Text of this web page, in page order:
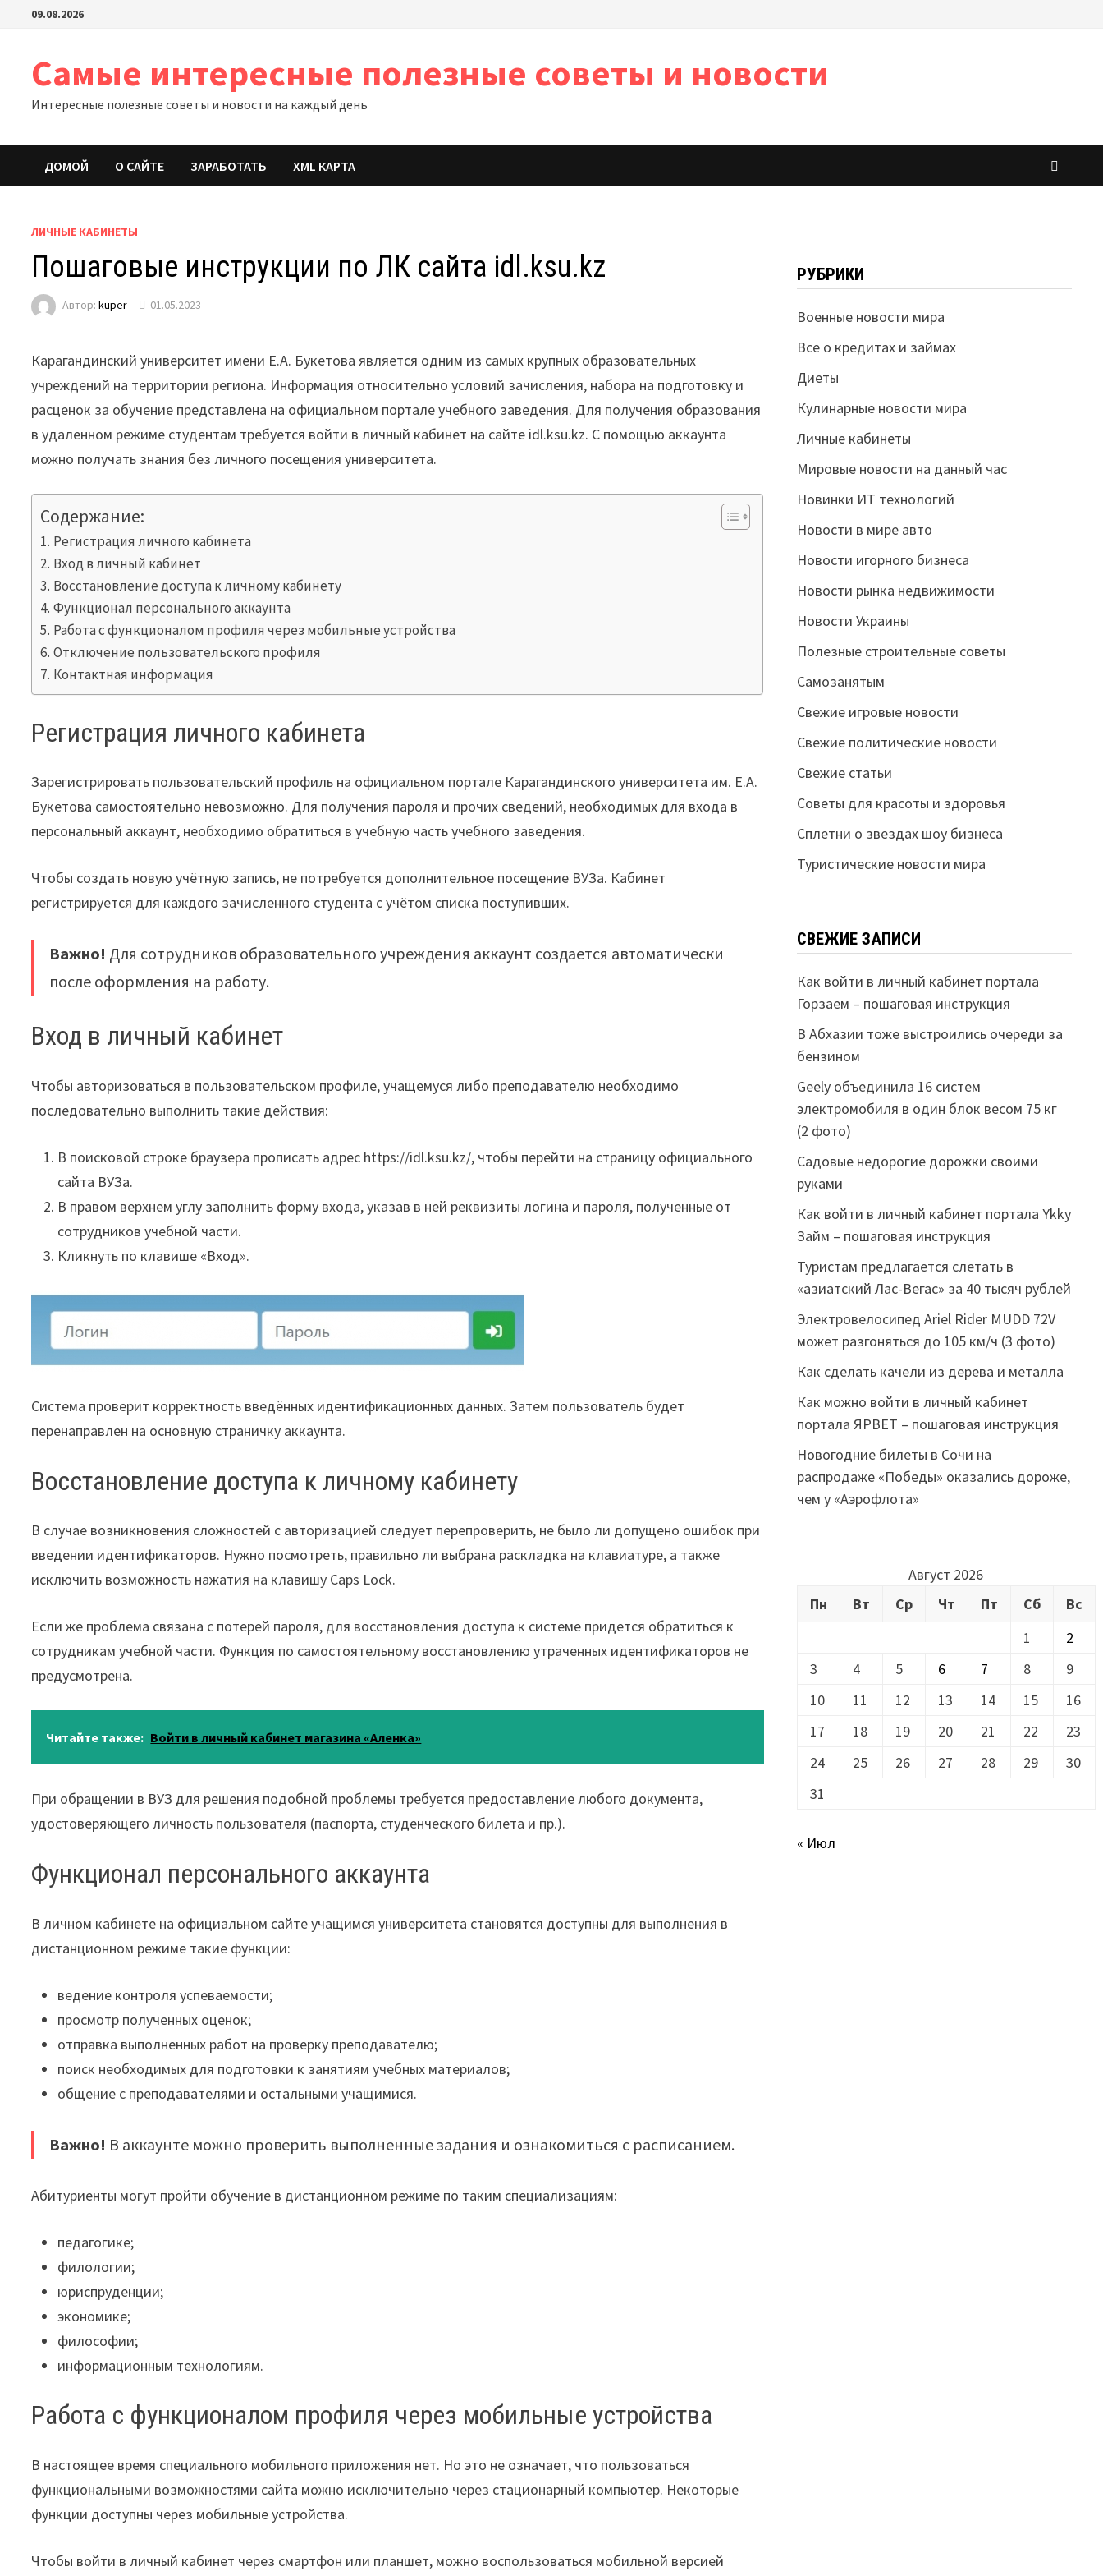
Перейти09.08.2026
Самые интересные полезные советы и новости
Интересные полезные советы и новости на каждый день
ДОМОЙ О САЙТЕ ЗАРАБОТАТЬ XML КАРТА
ЛИЧНЫЕ КАБИНЕТЫ
Пошаговые инструкции по ЛК сайта idl.ksu.kz
Автор:kuper 01.05.2023
Карагандинский университет имени Е.А. Букетова является одним из самых крупных образовательных
учреждений на территории региона. Информация относительно условий зачисления, набора на подготовку и
расценок за обучение представлена на официальном портале учебного заведения. Для получения образования
в удаленном режиме студентам требуется войти в личный кабинет на сайте idl.ksu.kz. С помощью аккаунта
можно получать знания без личного посещения университета.
Содержание:
Регистрация личного кабинета
Вход в личный кабинет
Восстановление доступа к личному кабинету
Функционал персонального аккаунта
Работа с функционалом профиля через мобильные устройства
Отключение пользовательского профиля
Контактная информация
Регистрация личного кабинета
Зарегистрировать пользовательский профиль на официальном портале Карагандинского университета им. Е.А.
Букетова самостоятельно невозможно. Для получения пароля и прочих сведений, необходимых для входа в
персональный аккаунт, необходимо обратиться в учебную часть учебного заведения.
Чтобы создать новую учётную запись, не потребуется дополнительное посещение ВУЗа. Кабинет
регистрируется для каждого зачисленного студента с учётом списка поступивших.
Важно! Для сотрудников образовательного учреждения аккаунт создается автоматически
после оформления на работу.
Вход в личный кабинет
Чтобы авторизоваться в пользовательском профиле, учащемуся либо преподавателю необходимо
последовательно выполнить такие действия:
В поисковой строке браузера прописать адрес https://idl.ksu.kz/, чтобы перейти на страницу официального
сайта ВУЗа.
В правом верхнем углу заполнить форму входа, указав в ней реквизиты логина и пароля, полученные от
сотрудников учебной части.
Кликнуть по клавише «Вход».
Система проверит корректность введённых идентификационных данных. Затем пользователь будет
перенаправлен на основную страничку аккаунта.
Восстановление доступа к личному кабинету
В случае возникновения сложностей с авторизацией следует перепроверить, не было ли допущено ошибок при
введении идентификаторов. Нужно посмотреть, правильно ли выбрана раскладка на клавиатуре, а также
исключить возможность нажатия на клавишу Caps Lock.
Если же проблема связана с потерей пароля, для восстановления доступа к системе придется обратиться к
сотрудникам учебной части. Функция по самостоятельному восстановлению утраченных идентификаторов не
предусмотрена.
Читайте также: Войти в личный кабинет магазина «Аленка»
При обращении в ВУЗ для решения подобной проблемы требуется предоставление любого документа,
удостоверяющего личность пользователя (паспорта, студенческого билета и пр.).
Функционал персонального аккаунта
В личном кабинете на официальном сайте учащимся университета становятся доступны для выполнения в
дистанционном режиме такие функции:
ведение контроля успеваемости;
просмотр полученных оценок;
отправка выполненных работ на проверку преподавателю;
поиск необходимых для подготовки к занятиям учебных материалов;
общение с преподавателями и остальными учащимися.
Важно! В аккаунте можно проверить выполненные задания и ознакомиться с расписанием.
Абитуриенты могут пройти обучение в дистанционном режиме по таким специализациям:
педагогике;
филологии;
юриспруденции;
экономике;
философии;
информационным технологиям.
Работа с функционалом профиля через мобильные устройства
В настоящее время специального мобильного приложения нет. Но это не означает, что пользоваться
функциональными возможностями сайта можно исключительно через стационарный компьютер. Некоторые
функции доступны через мобильные устройства.
Чтобы войти в личный кабинет через смартфон или планшет, можно воспользоваться мобильной версией
РУБРИКИ
Военные новости мира
Все о кредитах и займах
Диеты
Кулинарные новости мира
Личные кабинеты
Мировые новости на данный час
Новинки ИТ технологий
Новости в мире авто
Новости игорного бизнеса
Новости рынка недвижимости
Новости Украины
Полезные строительные советы
Самозанятым
Свежие игровые новости
Свежие политические новости
Свежие статьи
Советы для красоты и здоровья
Сплетни о звездах шоу бизнеса
Туристические новости мира
СВЕЖИЕ ЗАПИСИ
Как войти в личный кабинет портала
Горзаем – пошаговая инструкция
В Абхазии тоже выстроились очереди за
бензином
Geely объединила 16 систем
электромобиля в один блок весом 75 кг
(2 фото)
Садовые недорогие дорожки своими
руками
Как войти в личный кабинет портала Ykky
Займ – пошаговая инструкция
Туристам предлагается слетать в
«азиатский Лас-Вегас» за 40 тысяч рублей
Электровелосипед Ariel Rider MUDD 72V
может разгоняться до 105 км/ч (3 фото)
Как сделать качели из дерева и металла
Как можно войти в личный кабинет
портала ЯРВЕТ – пошаговая инструкция
Новогодние билеты в Сочи на
распродаже «Победы» оказались дороже,
чем у «Аэрофлота»
Август 2026
Пн
Вт Ср Чт Пт Сб
Вс
1
2
3
4 5 6 7 8
9
10
11 12 13 14 15
16
17
18 19 20 21 22
23
24
25 26 27 28 29
30
31
« Июл